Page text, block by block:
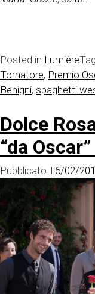
Posted in Lumière
Tornatore, Premio
Benigni, spaghetti
Dolce
“da
Pubblicato il 6/02/